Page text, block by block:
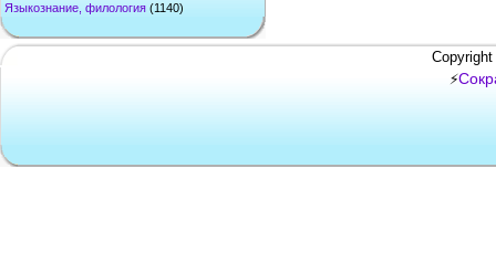
Языкознание, филология (1140)
⚡